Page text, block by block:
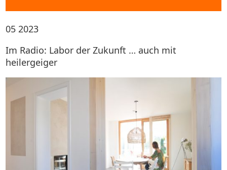
05 2023
Im Radio: Labor der Zukunft … auch mit
heilergeiger